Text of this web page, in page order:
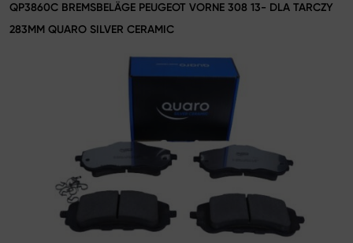
QP3860C BREMSBELÄGE PEUGEOT VORNE 308 13- DLA TARCZY
283MM QUARO SILVER CERAMIC